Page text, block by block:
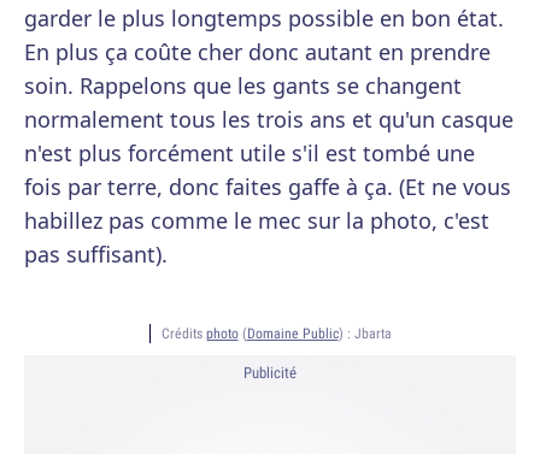
garder le plus longtemps possible en bon état.
En plus ça coûte cher donc autant en prendre
soin. Rappelons que les gants se changent
normalement tous les trois ans et qu'un casque
n'est plus forcément utile s'il est tombé une
fois par terre, donc faites gaffe à ça. (Et ne vous
habillez pas comme le mec sur la photo, c'est
pas suffisant).
Crédits photo(Domaine Public) : Jbarta
Publicité